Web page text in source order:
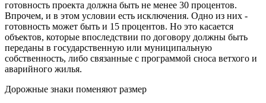
готовность проекта должна быть не менее 30 процентов.
Впрочем, и в этом условии есть исключения. Одно из них -
готовность может быть и 15 процентов. Но это касается
объектов, которые впоследствии по договору должны быть
переданы в государственную или муниципальную
собственность, либо связанные с программой сноса ветхого и
аварийного жилья.
Дорожные знаки поменяют размер